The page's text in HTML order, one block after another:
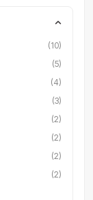
(10)
(5)
(4)
(3)
(2)
(2)
(2)
(2)